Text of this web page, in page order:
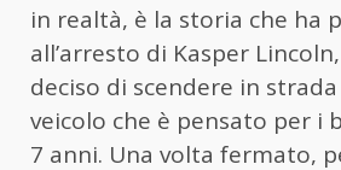
in realtà, è la storia che ha
all’arresto di Kasper
deciso di scendere in
veicolo che è pensato per i
7 anni. Una volta fermato,